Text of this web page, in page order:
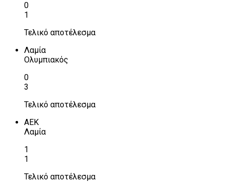
0
1
Τελικό αποτέλεσμα
Λαμία
Ολυμπιακός
0
3
Τελικό αποτέλεσμα
ΑΕΚ
Λαμία
1
1
Τελικό αποτέλεσμα